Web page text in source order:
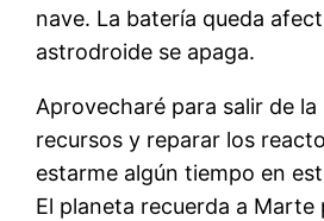
nave. La batería queda
astrodroide se apaga.
Aprovecharé para salir de
recursos y reparar los
estarme algún tiempo en
El planeta recuerda a Marte